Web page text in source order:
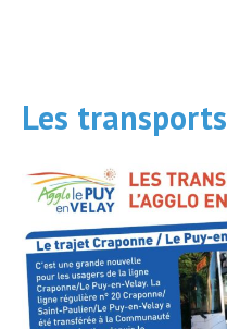
Les transports